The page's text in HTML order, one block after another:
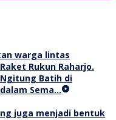
Batih di
Sema…